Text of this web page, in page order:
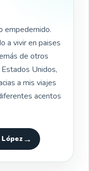
empedernido.
a vivir en paises
de otros
Unidos,
a mis viajes
acentos